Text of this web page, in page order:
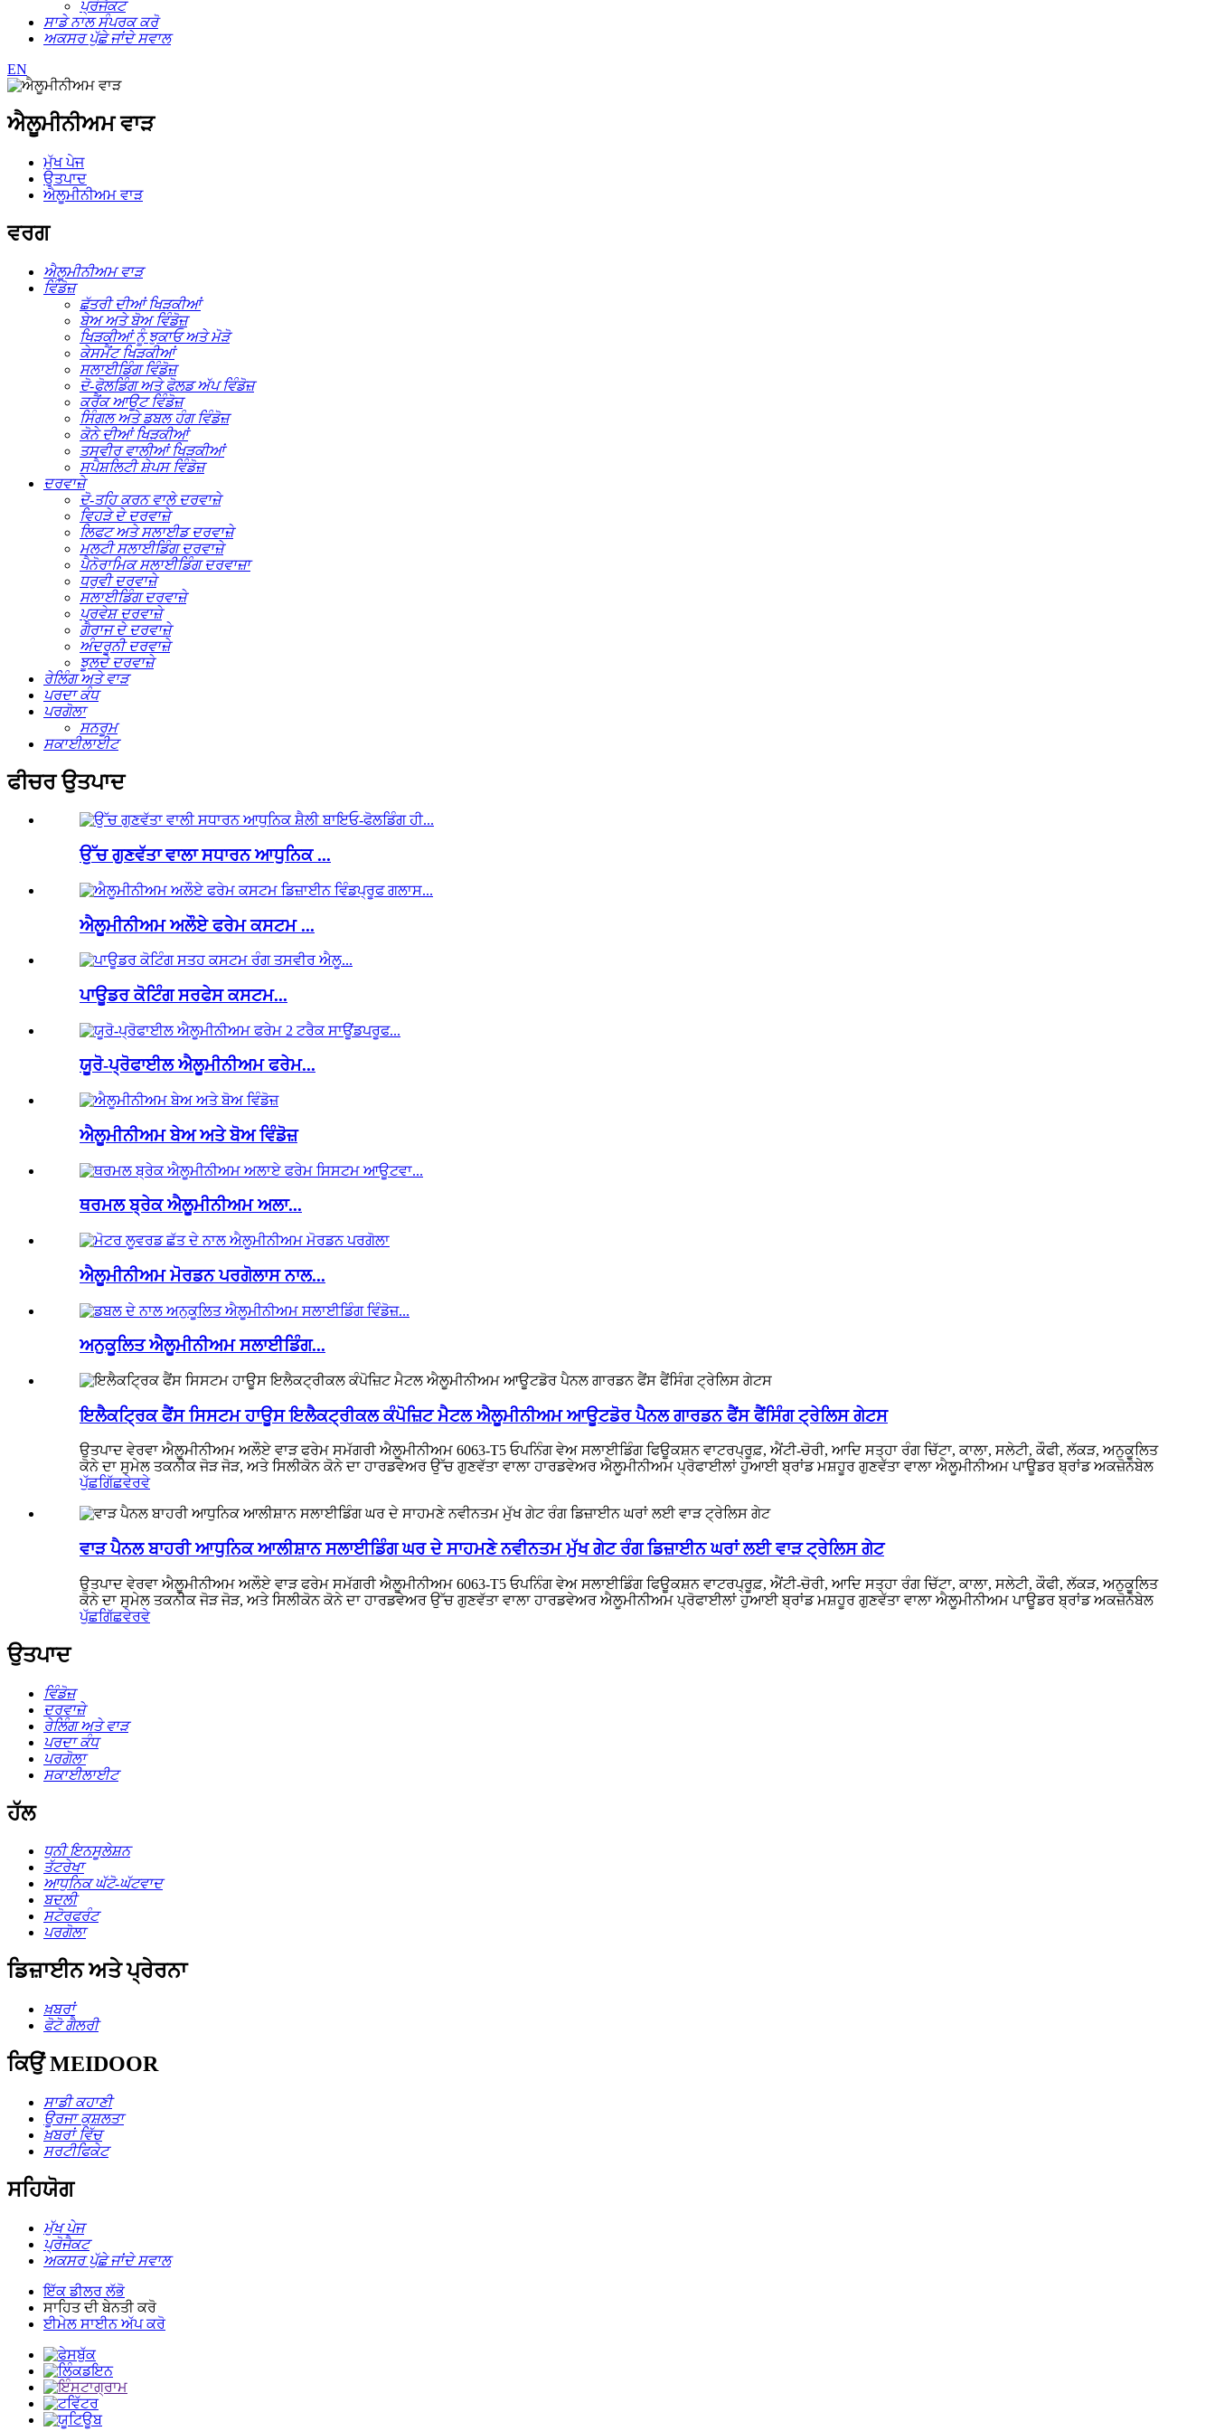
ਪ੍ਰੋਜੈਕਟ
ਸਾਡੇ ਨਾਲ ਸੰਪਰਕ ਕਰੋ
ਅਕਸਰ ਪੁੱਛੇ ਜਾਂਦੇ ਸਵਾਲ
EN
ਐਲੂਮੀਨੀਅਮ ਵਾੜ
ਮੁੱਖ ਪੇਜ
ਉਤਪਾਦ
ਐਲੂਮੀਨੀਅਮ ਵਾੜ
ਵਰਗ
ਐਲੂਮੀਨੀਅਮ ਵਾੜ
ਵਿੰਡੋਜ਼
ਛੱਤਰੀ ਦੀਆਂ ਖਿੜਕੀਆਂ
ਬੇਅ ਅਤੇ ਬੋਅ ਵਿੰਡੋਜ਼
ਖਿੜਕੀਆਂ ਨੂੰ ਝੁਕਾਓ ਅਤੇ ਮੋੜੋ
ਕੇਸਮੈਂਟ ਖਿੜਕੀਆਂ
ਸਲਾਈਡਿੰਗ ਵਿੰਡੋਜ਼
ਦੋ-ਫੋਲਡਿੰਗ ਅਤੇ ਫੋਲਡ ਅੱਪ ਵਿੰਡੋਜ਼
ਕਰੈਂਕ ਆਊਟ ਵਿੰਡੋਜ਼
ਸਿੰਗਲ ਅਤੇ ਡਬਲ ਹੰਗ ਵਿੰਡੋਜ਼
ਕੋਨੇ ਦੀਆਂ ਖਿੜਕੀਆਂ
ਤਸਵੀਰ ਵਾਲੀਆਂ ਖਿੜਕੀਆਂ
ਸਪੈਸ਼ਲਿਟੀ ਸ਼ੇਪਸ ਵਿੰਡੋਜ਼
ਦਰਵਾਜ਼ੇ
ਦੋ-ਤਹਿ ਕਰਨ ਵਾਲੇ ਦਰਵਾਜ਼ੇ
ਵਿਹੜੇ ਦੇ ਦਰਵਾਜ਼ੇ
ਲਿਫਟ ਅਤੇ ਸਲਾਈਡ ਦਰਵਾਜ਼ੇ
ਮਲਟੀ ਸਲਾਈਡਿੰਗ ਦਰਵਾਜ਼ੇ
ਪੈਨੋਰਾਮਿਕ ਸਲਾਈਡਿੰਗ ਦਰਵਾਜ਼ਾ
ਧਰੁਵੀ ਦਰਵਾਜ਼ੇ
ਸਲਾਈਡਿੰਗ ਦਰਵਾਜ਼ੇ
ਪ੍ਰਵੇਸ਼ ਦਰਵਾਜ਼ੇ
ਗੈਰਾਜ ਦੇ ਦਰਵਾਜ਼ੇ
ਅੰਦਰੂਨੀ ਦਰਵਾਜ਼ੇ
ਝੂਲਦੇ ਦਰਵਾਜ਼ੇ
ਰੇਲਿੰਗ ਅਤੇ ਵਾੜ
ਪਰਦਾ ਕੰਧ
ਪਰਗੋਲਾ
ਸਨਰੂਮ
ਸਕਾਈਲਾਈਟ
ਫੀਚਰ ਉਤਪਾਦ
ਉੱਚ ਗੁਣਵੱਤਾ ਵਾਲਾ ਸਧਾਰਨ ਆਧੁਨਿਕ ...
ਐਲੂਮੀਨੀਅਮ ਅਲੌਏ ਫਰੇਮ ਕਸਟਮ ...
ਪਾਊਡਰ ਕੋਟਿੰਗ ਸਰਫੇਸ ਕਸਟਮ...
ਯੂਰੋ-ਪ੍ਰੋਫਾਈਲ ਐਲੂਮੀਨੀਅਮ ਫਰੇਮ...
ਐਲੂਮੀਨੀਅਮ ਬੇਅ ਅਤੇ ਬੋਅ ਵਿੰਡੋਜ਼
ਥਰਮਲ ਬ੍ਰੇਕ ਐਲੂਮੀਨੀਅਮ ਅਲਾ...
ਐਲੂਮੀਨੀਅਮ ਮੋਰਡਨ ਪਰਗੋਲਾਸ ਨਾਲ...
ਅਨੁਕੂਲਿਤ ਐਲੂਮੀਨੀਅਮ ਸਲਾਈਡਿੰਗ...
ਇਲੈਕਟ੍ਰਿਕ ਫੈਂਸ ਸਿਸਟਮ ਹਾਊਸ ਇਲੈਕਟ੍ਰੀਕਲ ਕੰਪੋਜ਼ਿਟ ਮੈਟਲ ਐਲੂਮੀਨੀਅਮ ਆਊਟਡੋਰ ਪੈਨਲ ਗਾਰਡਨ ਫੈਂਸ ਫੈਂਸਿੰਗ ਟ੍ਰੇਲਿਸ ਗੇਟਸ
ਉਤਪਾਦ ਵੇਰਵਾ ਐਲੂਮੀਨੀਅਮ ਅਲੌਏ ਵਾੜ ਫਰੇਮ ਸਮੱਗਰੀ ਐਲੂਮੀਨੀਅਮ 6063-T5 ਓਪਨਿੰਗ ਵੇਅ ਸਲਾਈਡਿੰਗ ਫਿਊਕਸ਼ਨ ਵਾਟਰਪ੍ਰੂਫ਼, ਐਂਟੀ-ਚੋਰੀ, ਆਦਿ ਸਤ੍ਹਾ ਰੰਗ ਚਿੱਟਾ, ਕਾਲਾ, ਸਲੇਟੀ, ਕੌਫੀ, ਲੱਕੜ, ਅਨੁਕੂਲਿਤ
ਕੋਨੇ ਦਾ ਸੁਮੇਲ ਤਕਨੀਕ ਜੋੜ ਜੋੜ, ਅਤੇ ਸਿਲੀਕੋਨ ਕੋਨੇ ਦਾ ਹਾਰਡਵੇਅਰ ਉੱਚ ਗੁਣਵੱਤਾ ਵਾਲਾ ਹਾਰਡਵੇਅਰ ਐਲੂਮੀਨੀਅਮ ਪ੍ਰੋਫਾਈਲਾਂ ਹੁਆਈ ਬ੍ਰਾਂਡ ਮਸ਼ਹੂਰ ਗੁਣਵੱਤਾ ਵਾਲਾ ਐਲੂਮੀਨੀਅਮ ਪਾਊਡਰ ਬ੍ਰਾਂਡ ਅਕਜ਼ੋਨੋਬੇਲ
ਪੁੱਛਗਿੱਛਵੇਰਵੇ
ਵਾੜ ਪੈਨਲ ਬਾਹਰੀ ਆਧੁਨਿਕ ਆਲੀਸ਼ਾਨ ਸਲਾਈਡਿੰਗ ਘਰ ਦੇ ਸਾਹਮਣੇ ਨਵੀਨਤਮ ਮੁੱਖ ਗੇਟ ਰੰਗ ਡਿਜ਼ਾਈਨ ਘਰਾਂ ਲਈ ਵਾੜ ਟ੍ਰੇਲਿਸ ਗੇਟ
ਉਤਪਾਦ ਵੇਰਵਾ ਐਲੂਮੀਨੀਅਮ ਅਲੌਏ ਵਾੜ ਫਰੇਮ ਸਮੱਗਰੀ ਐਲੂਮੀਨੀਅਮ 6063-T5 ਓਪਨਿੰਗ ਵੇਅ ਸਲਾਈਡਿੰਗ ਫਿਊਕਸ਼ਨ ਵਾਟਰਪ੍ਰੂਫ਼, ਐਂਟੀ-ਚੋਰੀ, ਆਦਿ ਸਤ੍ਹਾ ਰੰਗ ਚਿੱਟਾ, ਕਾਲਾ, ਸਲੇਟੀ, ਕੌਫੀ, ਲੱਕੜ, ਅਨੁਕੂਲਿਤ
ਕੋਨੇ ਦਾ ਸੁਮੇਲ ਤਕਨੀਕ ਜੋੜ ਜੋੜ, ਅਤੇ ਸਿਲੀਕੋਨ ਕੋਨੇ ਦਾ ਹਾਰਡਵੇਅਰ ਉੱਚ ਗੁਣਵੱਤਾ ਵਾਲਾ ਹਾਰਡਵੇਅਰ ਐਲੂਮੀਨੀਅਮ ਪ੍ਰੋਫਾਈਲਾਂ ਹੁਆਈ ਬ੍ਰਾਂਡ ਮਸ਼ਹੂਰ ਗੁਣਵੱਤਾ ਵਾਲਾ ਐਲੂਮੀਨੀਅਮ ਪਾਊਡਰ ਬ੍ਰਾਂਡ ਅਕਜ਼ੋਨੋਬੇਲ
ਪੁੱਛਗਿੱਛਵੇਰਵੇ
ਉਤਪਾਦ
ਵਿੰਡੋਜ਼
ਦਰਵਾਜ਼ੇ
ਰੇਲਿੰਗ ਅਤੇ ਵਾੜ
ਪਰਦਾ ਕੰਧ
ਪਰਗੋਲਾ
ਸਕਾਈਲਾਈਟ
ਹੱਲ
ਧੁਨੀ ਇਨਸੂਲੇਸ਼ਨ
ਤੱਟਰੇਖਾ
ਆਧੁਨਿਕ ਘੱਟੋ-ਘੱਟਵਾਦ
ਬਦਲੀ
ਸਟੋਰਫਰੰਟ
ਪਰਗੋਲਾ
ਡਿਜ਼ਾਈਨ ਅਤੇ ਪ੍ਰੇਰਨਾ
ਖ਼ਬਰਾਂ
ਫੋਟੋ ਗੈਲਰੀ
ਕਿਉਂ MEIDOOR
ਸਾਡੀ ਕਹਾਣੀ
ਊਰਜਾ ਕੁਸ਼ਲਤਾ
ਖ਼ਬਰਾਂ ਵਿੱਚ
ਸਰਟੀਫਿਕੇਟ
ਸਹਿਯੋਗ
ਮੁੱਖ ਪੇਜ
ਪ੍ਰੋਜੈਕਟ
ਅਕਸਰ ਪੁੱਛੇ ਜਾਂਦੇ ਸਵਾਲ
ਇੱਕ ਡੀਲਰ ਲੱਭੋ
ਸਾਹਿਤ ਦੀ ਬੇਨਤੀ ਕਰੋ
ਈਮੇਲ ਸਾਈਨ ਅੱਪ ਕਰੋ